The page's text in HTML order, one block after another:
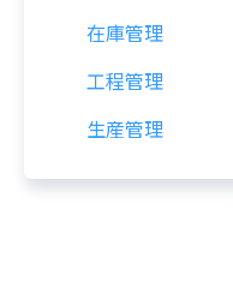
在庫管理
工程管理
生産管理